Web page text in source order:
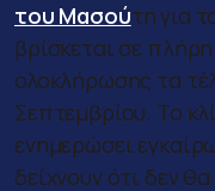
του Μασούτη για
βρίσκεται σε
ολοκλήρωσης τα
Σεπτεμβρίου. Το
ενημερώσει
δείχνουν ότι δεν